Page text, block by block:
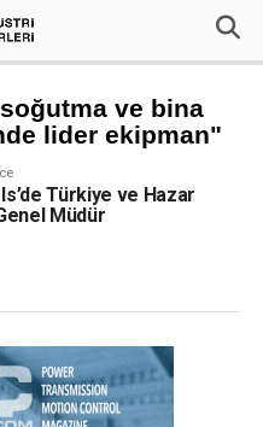
ve bina
lider ekipman"
Türkiye ve Hazar
Müdür